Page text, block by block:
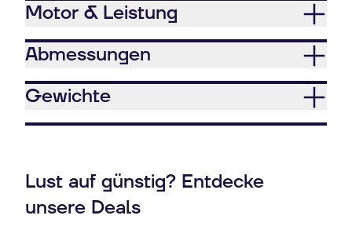
Motor & Leistung
Abmessungen
Gewichte
Lust auf günstig? Entdecke
unsere Deals